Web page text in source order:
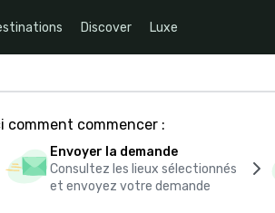
Discover Luxe
comment commencer :
Envoyer la demande
Consultez les lieux sélectionnés
et envoyez votre demande